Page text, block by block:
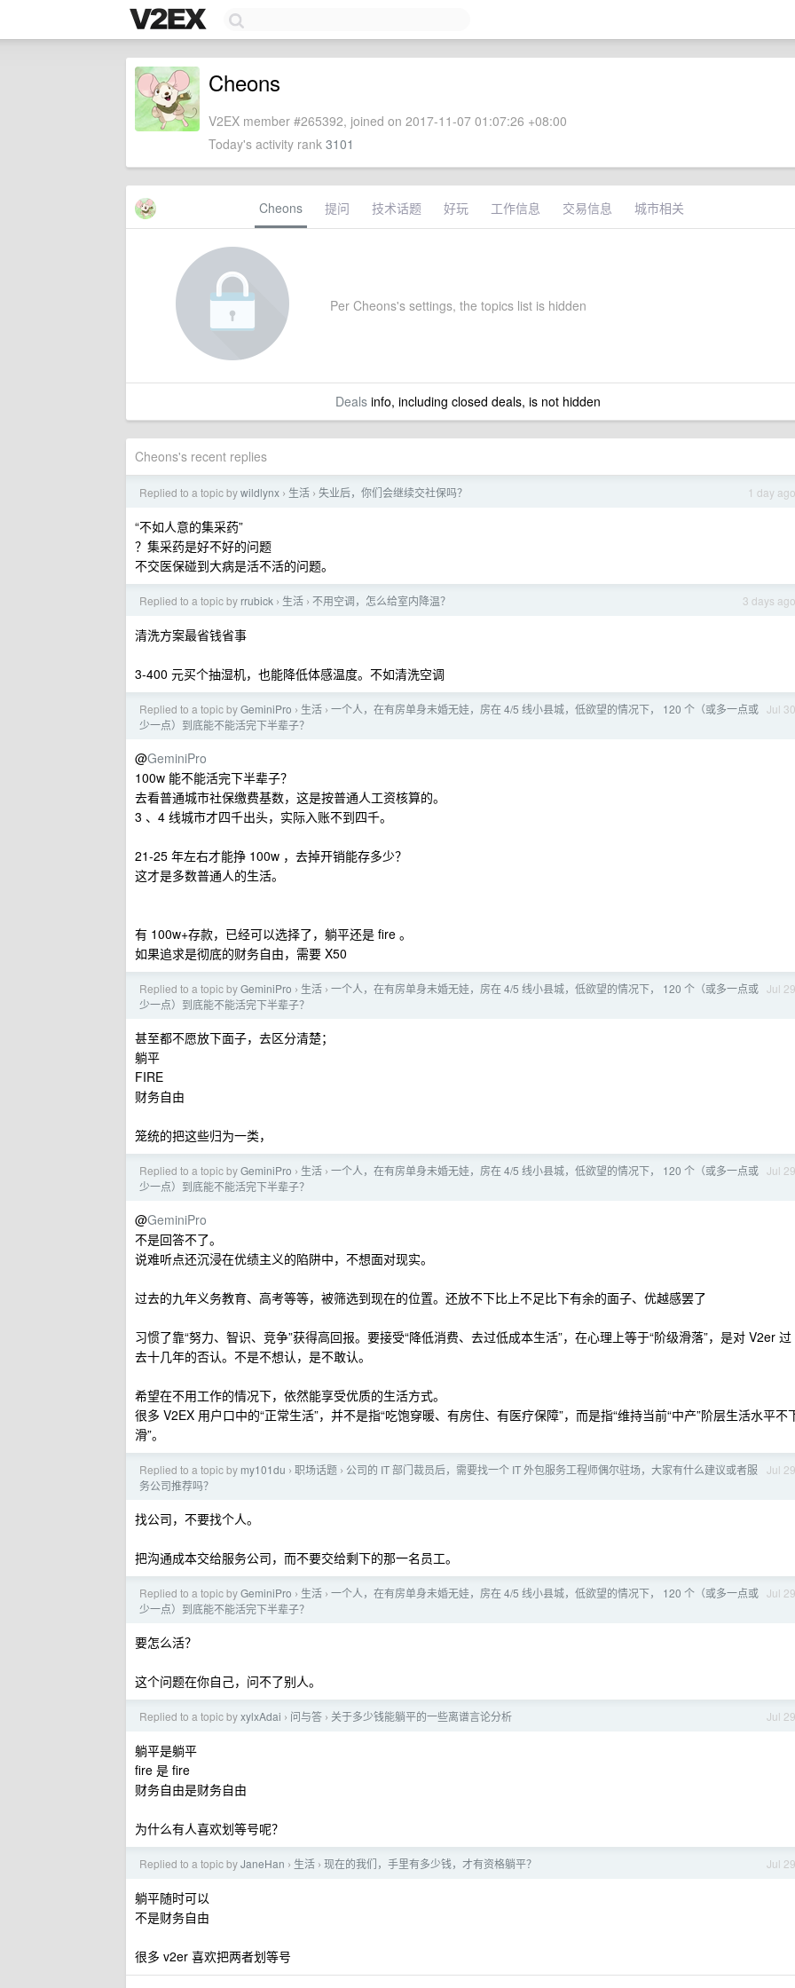
Cheons
V2EX member #265392, joined on 2017-11-07 01:07:26 +08:00
Today's activity rank 3101
Cheons 提问 技术话题 好玩 工作信息 交易信息 城市相关
Per Cheons's settings, the topics list is hidden
Dealsinfo, including closed deals, is not hidden
Cheons's recent replies
1 day ago
Replied to a topic bywildlynx › 生活 › 失业后，你们会继续交社保吗？
“不如人意的集采药”
？集采药是好不好的问题
不交医保碰到大病是活不活的问题。
3 days ago
Replied to a topic by rrubick › 生活 › 不用空调，怎么给室内降温？
清洗方案最省钱省事
3-400 元买个抽湿机，也能降低体感温度。不如清洗空调
Jul 30
Replied to a topic byGeminiPro › 生活 › 一个人，在有房单身未婚无娃，房在 4/5 线小县城，低欲望的情况下， 120 个（或多一点或
少一点）到底能不能活完下半辈子？
@GeminiPro
100w 能不能活完下半辈子？
去看普通城市社保缴费基数，这是按普通人工资核算的。
3 、4 线城市才四千出头，实际入账不到四千。
21-25 年左右才能挣 100w ，去掉开销能存多少？
这才是多数普通人的生活。
有 100w+存款，已经可以选择了，躺平还是 fire 。
如果追求是彻底的财务自由，需要 X50
Jul 29
Replied to a topic byGeminiPro › 生活 › 一个人，在有房单身未婚无娃，房在 4/5 线小县城，低欲望的情况下， 120 个（或多一点或
少一点）到底能不能活完下半辈子？
甚至都不愿放下面子，去区分清楚；
躺平
FIRE
财务自由
笼统的把这些归为一类，
Jul 29
Replied to a topic byGeminiPro › 生活 › 一个人，在有房单身未婚无娃，房在 4/5 线小县城，低欲望的情况下， 120 个（或多一点或
少一点）到底能不能活完下半辈子？
@GeminiPro
不是回答不了。
说难听点还沉浸在优绩主义的陷阱中，不想面对现实。
过去的九年义务教育、高考等等，被筛选到现在的位置。还放不下比上不足比下有余的面子、优越感罢了
习惯了靠“努力、智识、竞争”获得高回报。要接受“降低消费、去过低成本生活”，在心理上等于“阶级滑落”，是对 V2er 过
去十几年的否认。不是不想认，是不敢认。
希望在不用工作的情况下，依然能享受优质的生活方式。
很多 V2EX 用户口中的“正常生活”，并不是指“吃饱穿暖、有房住、有医疗保障”，而是指“维持当前“中产”阶层生活水平不
滑”。
Jul 29
Replied to a topic by my101du › 职场话题 › 公司的 IT 部门裁员后，需要找一个 IT 外包服务工程师偶尔驻场，大家有什么建议或者服
务公司推荐吗？
找公司，不要找个人。
把沟通成本交给服务公司，而不要交给剩下的那一名员工。
Jul 29
Replied to a topic byGeminiPro › 生活 › 一个人，在有房单身未婚无娃，房在 4/5 线小县城，低欲望的情况下， 120 个（或多一点或
少一点）到底能不能活完下半辈子？
要怎么活？
这个问题在你自己，问不了别人。
Jul 29
Replied to a topic byxylxAdai › 问与答 › 关于多少钱能躺平的一些离谱言论分析
躺平是躺平
fire 是 fire
财务自由是财务自由
为什么有人喜欢划等号呢？
Jul 29
Replied to a topic byJaneHan › 生活 › 现在的我们，手里有多少钱，才有资格躺平？
躺平随时可以
不是财务自由
很多 v2er 喜欢把两者划等号